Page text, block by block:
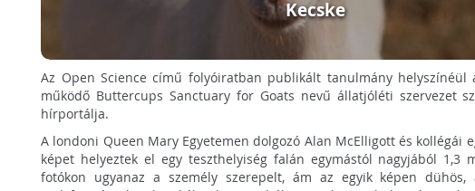
Kecske
Az Open Science című folyóiratban publikált tanulmány helyszínéül
működő Buttercups Sanctuary for Goats nevű állatjóléti szervezet
hírportálja.
A londoni Queen Mary Egyetemen dolgozó Alan McElligott és kollégái
képet helyeztek el egy teszthelyiség falán egymástól nagyjából 1,3
fotókon ugyanaz a személy szerepelt, ám az egyik képen dühös,